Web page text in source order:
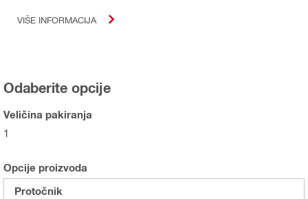
VIŠE INFORMACIJA
Odaberite opcije
Veličina pakiranja
1
Opcije proizvoda
Protočnik